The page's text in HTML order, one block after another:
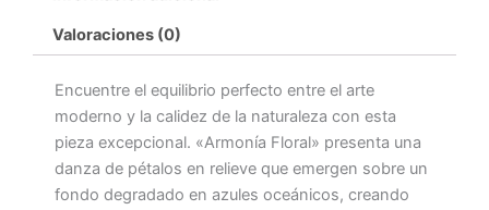
Valoraciones (0)
Encuentre el equilibrio perfecto entre el arte
moderno y la calidez de la naturaleza con esta
pieza excepcional. «Armonía Floral» presenta una
danza de pétalos en relieve que emergen sobre un
fondo degradado en azules oceánicos, creando